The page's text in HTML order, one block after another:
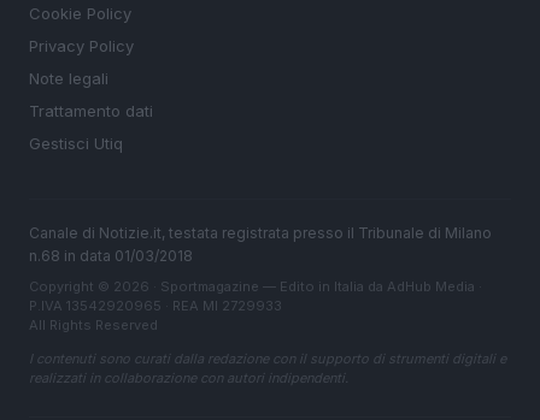
Cookie Policy
Privacy Policy
Note legali
Trattamento dati
Gestisci Utiq
Canale di Notizie.it, testata registrata presso il Tribunale di Milano
n.68 in data 01/03/2018
Copyright © 2026 · Sportmagazine — Edito in Italia da AdHub Media
P.IVA 13542920965 · REA MI 2729933
All Rights Reserved
I contenuti sono curati dalla redazione con il supporto di strumenti digitali e
realizzati in collaborazione con autori indipendenti.